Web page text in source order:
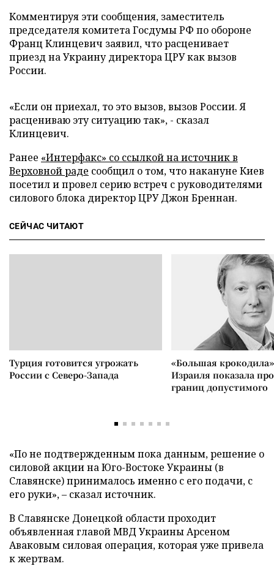
Комментируя эти сообщения, заместитель
председателя комитета Госдумы РФ по обороне
Франц Клинцевич заявил, что расценивает
приезд на Украину директора ЦРУ как вызов
России.
«Если он приехал, то это вызов, вызов России. Я
расцениваю эту ситуацию так», - сказал
Клинцевич.
Ранее «Интерфакс» со ссылкой на источник в
Верховной раде сообщил о том, что накануне Киев
посетил и провел серию встреч с руководителями
силового блока директор ЦРУ Джон Бреннан.
СЕЙЧАС ЧИТАЮТ
Турция готовится угрожать
России с Северо-Запада
«Большая
Израиля показала
границ допустимого
«По не подтвержденным пока данным, решение о
силовой акции на Юго-Востоке Украины (в
Славянске) принималось именно с его подачи, с
его руки», – сказал источник.
В Славянске Донецкой области проходит
объявленная главой МВД Украины Арсеном
Аваковым силовая операция, которая уже привела
к жертвам.